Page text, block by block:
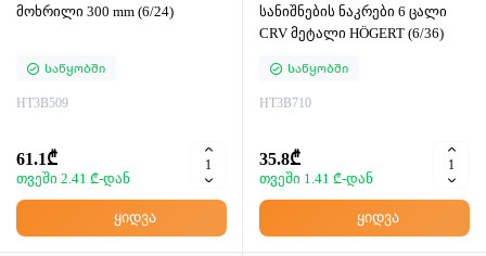
მოხრილი 300 mm (6/24)
Საწყობში
HT3B509
61.1₾
თვეში 2.41 ₾-დან
ყიდვა
სანიშნების ნაკრები 6 ცალი
CRV მეტალი HÖGERT (6/36)
Საწყობში
HT3B710
35.8₾
თვეში 1.41 ₾-დან
ყიდვა